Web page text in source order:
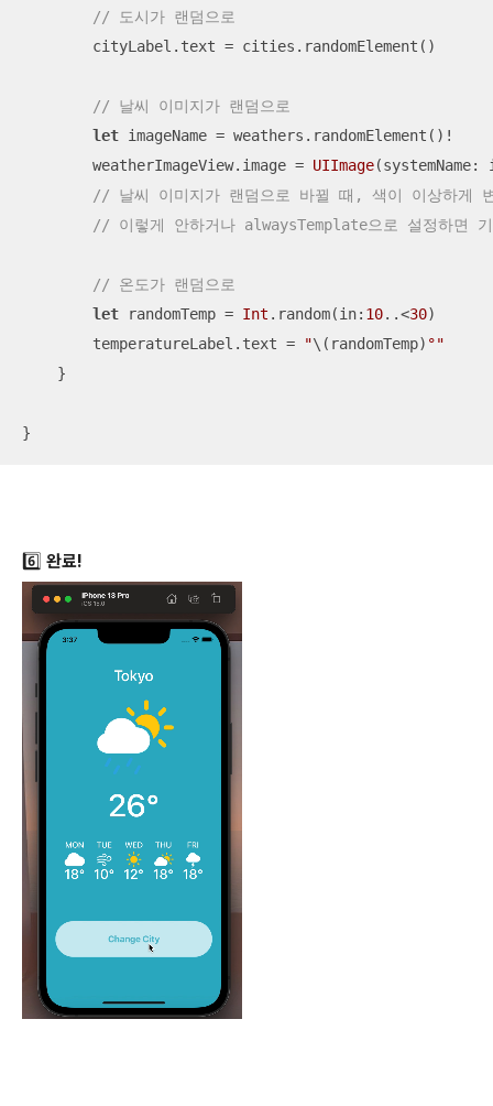
// 도시가 랜덤으로
        cityLabel.text
= cities.randomElement()
// 날씨 이미지가 랜덤으로
let imageName = weathers.randomElement() !
        weatherImageView.image
= UIImage(systemName:
// 날씨 이미지가 랜덤으로 바뀔 때, 색이 이상하게
// 이렇게 안하거나 alwaysTemplate으로 설정하
// 온도가 랜덤으로
let randomTemp = Int .random(in: 10..<30)
        temperatureLabel.text
= "\(randomTemp) °"
    }
}
6️⃣ 완료!